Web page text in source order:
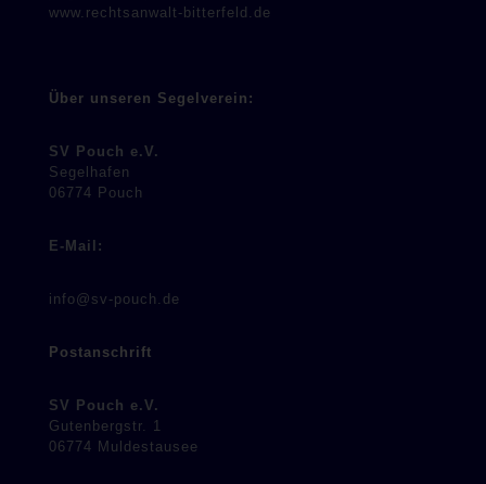
www.rechtsanwalt-bitterfeld.de
Über unseren Segelverein:
SV Pouch e.V.
Segelhafen
06774 Pouch
E-Mail:
info@sv-pouch.de
Postanschrift
SV Pouch e.V.
Gutenbergstr. 1
06774 Muldestausee